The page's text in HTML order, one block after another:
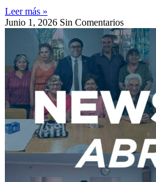
Leer más »
Junio 1, 2026 Sin Comentarios